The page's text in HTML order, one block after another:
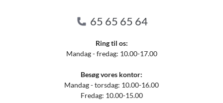
65 65 65 64
Ring til os:
Mandag - fredag: 10.00-17.00
Besøg vores kontor:
Mandag - torsdag: 10.00-16.00
Fredag: 10.00-15.00